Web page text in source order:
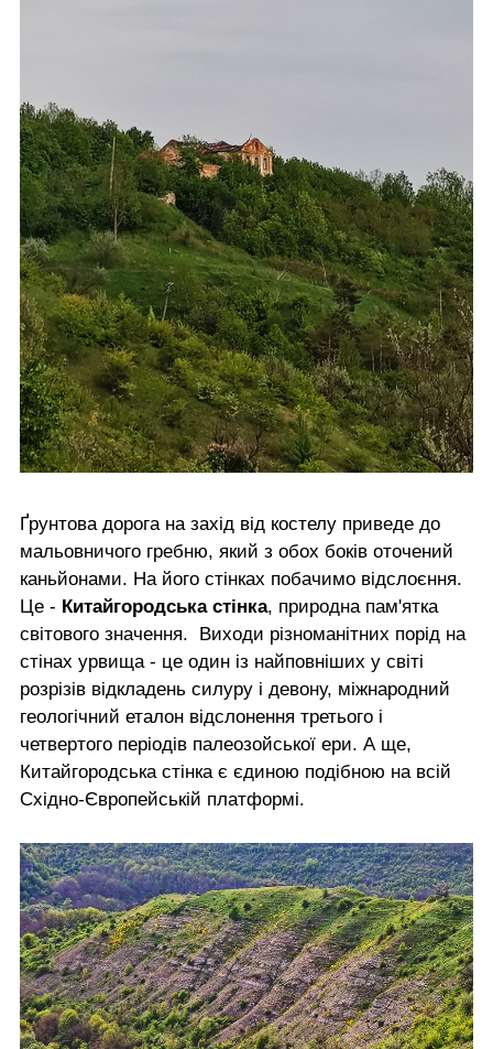
Ґрунтова дорога на захід від костелу приведе до
мальовничого гребню, який з обох боків оточений
каньйонами. На його стінках побачимо відслоєння.
Це - Китайгородська стінка, природна пам'ятка
світового значення. Виходи різноманітних порід на
стінах урвища - це один із найповніших у світі
розрізів відкладень силуру і девону, міжнародний
геологічний еталон відслонення третього і
четвертого періодів палеозойської ери. А ще,
Китайгородська стінка є єдиною подібною на всій
Східно-Європейській платформі.